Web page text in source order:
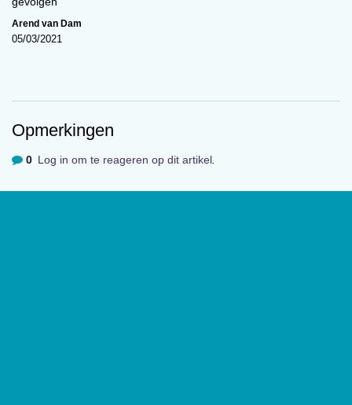
Cartoon van de maand (maart)
Arend van Dam
05/03/2021
Opmerkingen
0 Log in om te reageren op dit artikel